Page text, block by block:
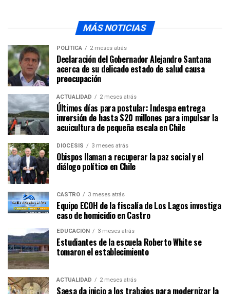
MÁS NOTICIAS
POLÍTICA 2 meses atrás
Declaración del Gobernador Alejandro Santana
acerca de su delicado estado de salud causa
preocupación
ACTUALIDAD 2 meses atrás
Últimos días para postular: Indespa entrega
inversión de hasta $20 millones para impulsar la
acuicultura de pequeña escala en Chile
DIÓCESIS 3 meses atrás
Obispos llaman a recuperar la paz social y el
diálogo político en Chile
CASTRO 3 meses atrás
Equipo ECOH de la fiscalía de Los Lagos investiga
caso de homicidio en Castro
EDUCACIÓN 3 meses atrás
Estudiantes de la escuela Roberto White se
tomaron el establecimiento
ACTUALIDAD 2 meses atrás
Saesa da inicio a los trabajos para modernizar la